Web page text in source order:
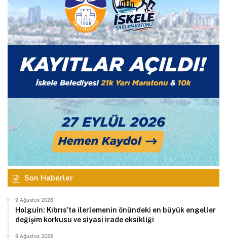
Son Haberler
9 Ağustos 2026
Holguín: Kıbrıs’ta ilerlemenin önündeki en büyük engeller
değişim korkusu ve siyasi irade eksikliği
9 Ağustos 2026